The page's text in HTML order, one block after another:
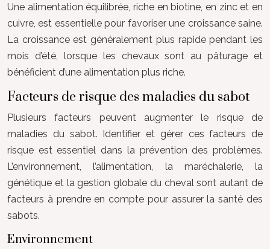
Une alimentation équilibrée, riche en biotine, en zinc et en
cuivre, est essentielle pour favoriser une croissance saine.
La croissance est généralement plus rapide pendant les
mois d’été, lorsque les chevaux sont au pâturage et
bénéficient d’une alimentation plus riche.
Facteurs de risque des maladies du sabot
Plusieurs facteurs peuvent augmenter le risque de
maladies du sabot. Identifier et gérer ces facteurs de
risque est essentiel dans la prévention des problèmes.
L’environnement, l’alimentation, la maréchalerie, la
génétique et la gestion globale du cheval sont autant de
facteurs à prendre en compte pour assurer la santé des
sabots.
Environnement